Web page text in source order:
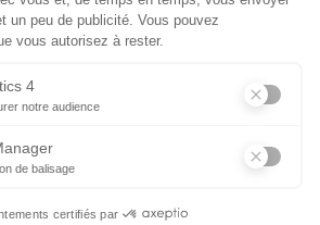
droits réservés |
|Plan du site Visiperf